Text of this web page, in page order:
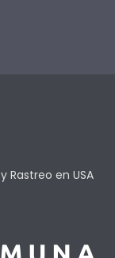
Rastreo en USA